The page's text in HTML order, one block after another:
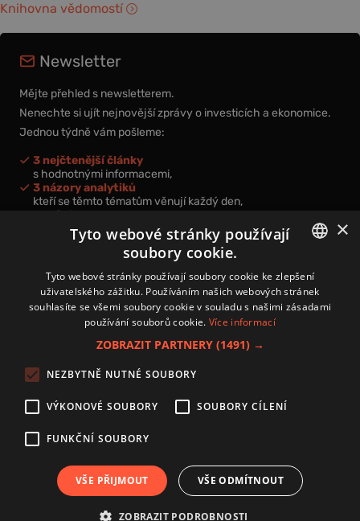
Knihovna vědomostí
Newsletter
Mějte přehled s newsletterem.
Nenechte si ujít nejnovější zprávy o investicích a ekonomice.
Jednou týdně vám pošleme:
3 nejčtenější články
s hodnotnými informacemi,
3 názory analytiků
kteří se těmto tématům věnují každý den,
nová videa a podcasty
k prohloubení vašich znalostí.
Přihlášením k newsletteru vyjadřujete svůj souhlas spodmínkami
zpracování osobních údajů.
Zásady používání souborů cookies
Autoři
Nastavení cookies
CZECH
×
Tyto webové stránky používají
soubory cookie.
Tyto webové stránky používají soubory cookie ke zlepšení
uživatelského zážitku. Používáním našich webových stránek
souhlasíte se všemi soubory cookie v souladu s našimi zásadami
používání souborů cookie. Více informací
ZOBRAZIT PARTNERY (1491) →
NEZBYTNĚ NUTNÉ SOUBORY
VÝKONOVÉ SOUBORY SOUBORY CÍLENÍ
FUNKČNÍ SOUBORY
VŠE PŘIJMOUT VŠE ODMÍTNOUT
ZOBRAZIT PODROBNOSTI